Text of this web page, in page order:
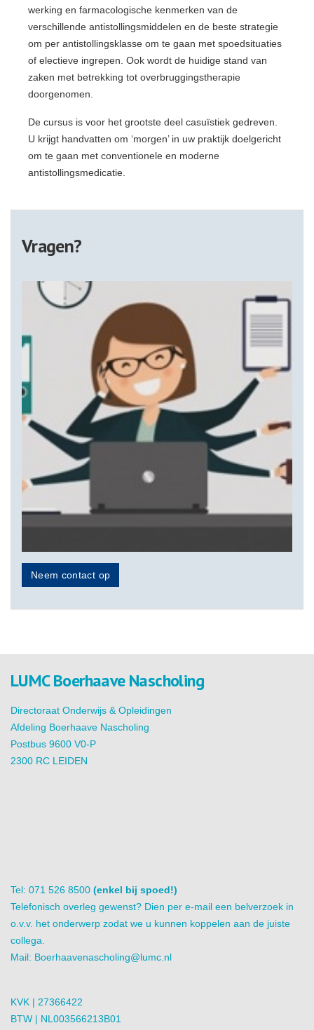
werking en farmacologische kenmerken van de
verschillende antistollingsmiddelen en de beste strategie
om per antistollingsklasse om te gaan met spoedsituaties
of electieve ingrepen. Ook wordt de huidige stand van
zaken met betrekking tot overbruggingstherapie
doorgenomen.
De cursus is voor het grootste deel casuïstiek gedreven.
U krijgt handvatten om ‘morgen’ in uw praktijk doelgericht
om te gaan met conventionele en moderne
antistollingsmedicatie.
Vragen?
Neem contact op
LUMC Boerhaave Nascholing
Directoraat Onderwijs & Opleidingen
Afdeling Boerhaave Nascholing
Postbus 9600 V0-P
2300 RC LEIDEN
Tel: 071 526 8500 (enkel bij spoed!)
Telefonisch overleg gewenst? Dien per e-mail een belverzoek in
o.v.v. het onderwerp zodat we u kunnen koppelen aan de juiste
collega.
Mail: Boerhaavenascholing@lumc.nl
KVK | 27366422
BTW | NL003566213B01